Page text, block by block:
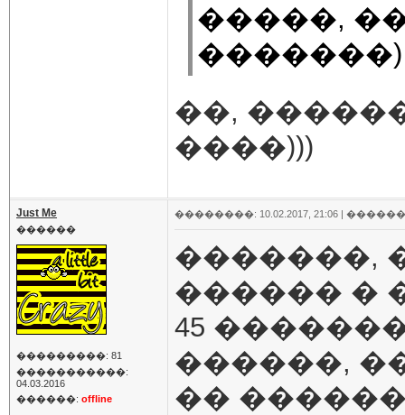
�����,
�������)
��,
����)))
Just Me
������
���������: 81
�����������:
04.03.2016
������: offline
��������: 10.02.2017, 21:06 |
�������,
������ �
45
������,
��